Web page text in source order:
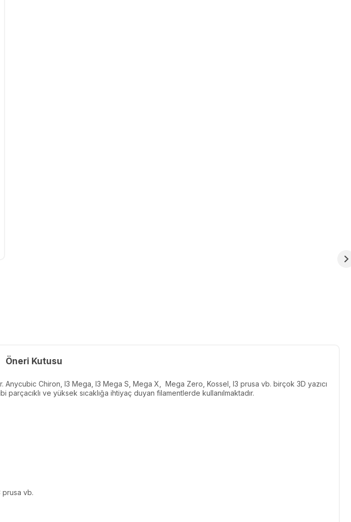
Öneri Kutusu
Anycubic Chiron, I3 Mega, I3 Mega S, Mega X, Mega Zero, Kossel, I3 prusa vb. birçok 3D yazıcı
parçacıklı ve yüksek sıcaklığa ihtiyaç duyan filamentlerde kullanılmaktadır.
prusa vb.